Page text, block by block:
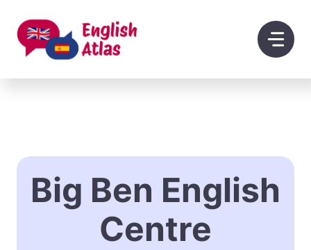
contenido
Big Ben English
Centre